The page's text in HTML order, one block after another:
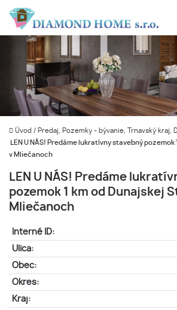
Úvod / Predaj, Pozemky - bývanie, Trnavský kraj,
LEN U NÁS! Predáme lukratívny stavebný pozemok
v Mliečanoch
LEN U NÁS! Predáme
pozemok 1 km od Dunajskej
Mliečanoch
Interné ID:
Ulica:
Obec:
Okres:
Kraj: